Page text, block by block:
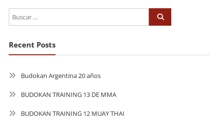
Recent Posts
Budokan Argentina 20 años
BUDOKAN TRAINING 13 DE MMA
BUDOKAN TRAINING 12 MUAY THAI